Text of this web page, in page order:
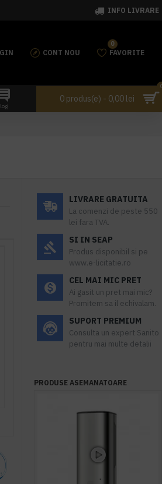
INFO LIVRARE
CONT NOU FAVORITE
0
0 produs(e) - 0,00 lei
LIVRARE GRATUITA
La comenzi de peste 550
lei fara TVA.
SI IN SEAP
Produs disponibil si pe
www.e-licitatie.ro
CEL MAI MIC PRET
Ai gasit un pret mai mic?
Promitem sa il echivalam.
SUPORT PREMIUM
Consulta un expert Sanito
pentru mai multe detalii
PRODUSE ASEMANATOARE